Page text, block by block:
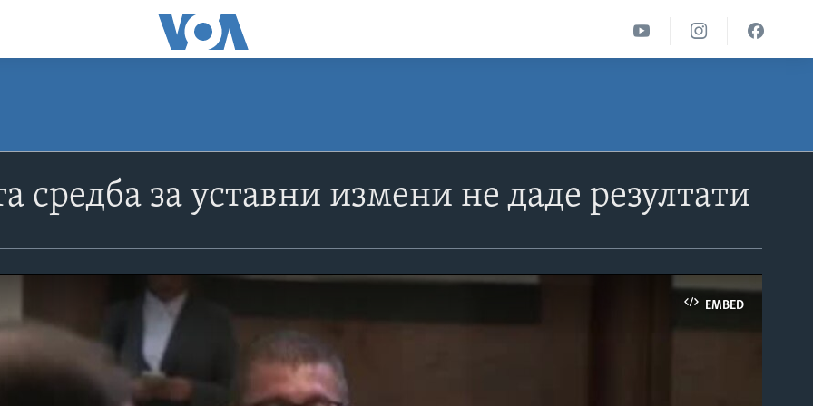
средба за уставни измени не даде резултати
EMBED